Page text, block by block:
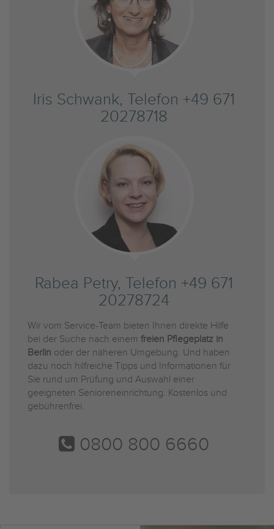
Iris Schwank, Telefon +49 671
20278718
Rabea Petry, Telefon +49 671
20278724
Wir vom Service-Team bieten Ihnen direkte Hilfe
bei der Suche nach einem freien Pflegeplatz in
Berlin oder der näheren Umgebung. Und haben
dazu noch hilfreiche Tipps und Informationen für
Sie rund um Prüfung und Auswahl einer
geeigneten Senioreneinrichtung. Kostenlos und
gebührenfrei.
0800 800 6660